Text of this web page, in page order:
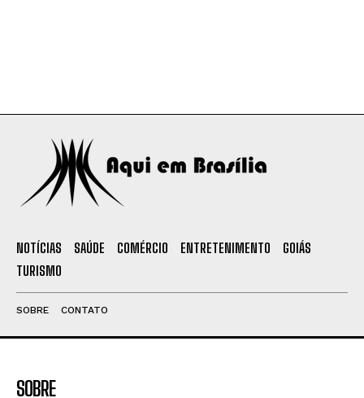
NOTÍCIAS SAÚDE COMÉRCIO ENTRETENIMENTO
GOIÁS
TURISMO
SOBRE CONTATO
SOBRE